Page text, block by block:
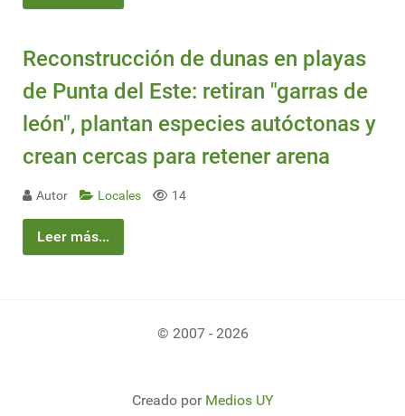
Reconstrucción de dunas en playas
de Punta del Este: retiran "garras de
león", plantan especies autóctonas y
crean cercas para retener arena
Autor Locales 14
Leer más...
© 2007 - 2026
Creado por Medios UY